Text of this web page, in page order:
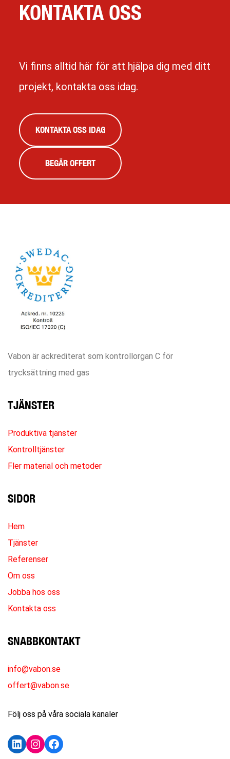
KONTAKTA OSS
Vi finns alltid här för att hjälpa dig med ditt
projekt, kontakta oss idag.
KONTAKTA OSS IDAG
BEGÄR OFFERT
Vabon är ackrediterat som kontrollorgan C för
trycksättning med gas
TJÄNSTER
Produktiva tjänster
Kontrolltjänster
Fler material och metoder
SIDOR
Hem
Tjänster
Referenser
Om oss
Jobba hos oss
Kontakta oss
SNABBKONTAKT
info@vabon.se
offert@vabon.se
Följ oss på våra sociala kanaler
LinkedIn
Instagram
Facebook